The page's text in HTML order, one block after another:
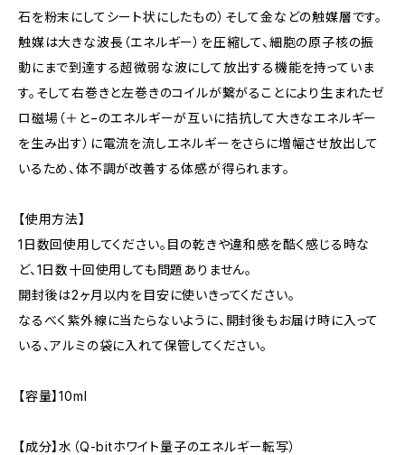
石を粉末にしてシート状にしたもの）そして金などの触媒層です。
触媒は大きな波長（エネルギー）を圧縮して、細胞の原子核の振
動にまで到達する超微弱な波にして放出する機能を持っていま
す。そして右巻きと左巻きのコイルが繋がることにより生まれたゼ
ロ磁場（＋と−のエネルギーが互いに拮抗して大きなエネルギー
を生み出す）に電流を流しエネルギーをさらに増幅させ放出して
いるため、体不調が改善する体感が得られます。
【使用方法】
1日数回使用してください。目の乾きや違和感を酷く感じる時な
ど、1日数十回使用しても問題ありません。
開封後は2ヶ月以内を目安に使いきってください。
なるべく紫外線に当たらないように、開封後もお届け時に入って
いる、アルミの袋に入れて保管してください。
【容量】10ml
【成分】水（Q-bitホワイト量子のエネルギー転写）